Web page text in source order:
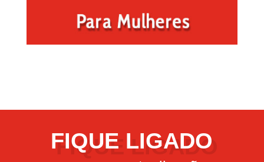
FIQUE LIGADO